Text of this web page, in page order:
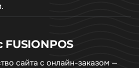
сайта с онлайн-заказом —